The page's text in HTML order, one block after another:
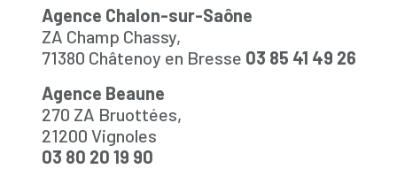
Agence Chalon-sur-Saône
ZA Champ Chassy,
71380 Châtenoy en Bresse 03 85 41 49 26
Agence Beaune
270 ZA Bruottées,
21200 Vignoles
03 80 20 19 90